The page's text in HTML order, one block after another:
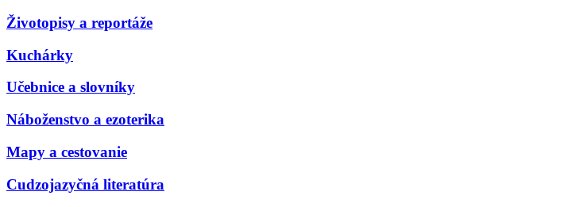
Životopisy a reportáže
Kuchárky
Učebnice a slovníky
Náboženstvo a ezoterika
Mapy a cestovanie
Cudzojazyčná literatúra